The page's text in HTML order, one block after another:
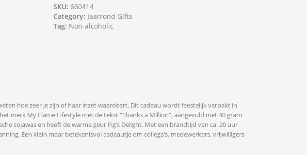
SKU: 660414
Category: Jaarrond Gifts
Tag: Non-alcoholic
hoe zeer je zijn of haar inzet waardeert. Dit cadeau wordt feestelijk verpakt in
merk My Flame Lifestyle met de tekst “Thanks a Million”, aangevuld met 40 gram
sojawas en heeft de warme geur Fig’s Delight. Met een brandtijd van ca. 20 uur
Een klein maar betekenisvol cadeautje om collega’s, medewerkers, vrijwilligers